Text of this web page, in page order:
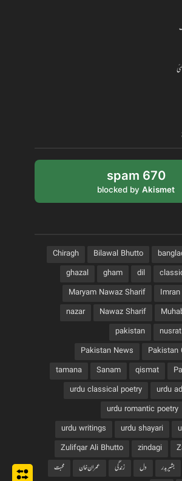
670 spam
blocked by Akismet
Bilawal Bhutto
Chiragh
dil
gham
ghazal
Maryam Nawaz Sharif
Nawaz Sharif
nazar
pakistan
Pakistan
Pakistan News
qismat
Sanam
tamana
urdu
urdu classical poetry
urdu romantic poetry
urdu shayari
urdu writings
zindagi
Zulifqar Ali Bhutto
بشیربدر دل زندگی عمران خان محبت